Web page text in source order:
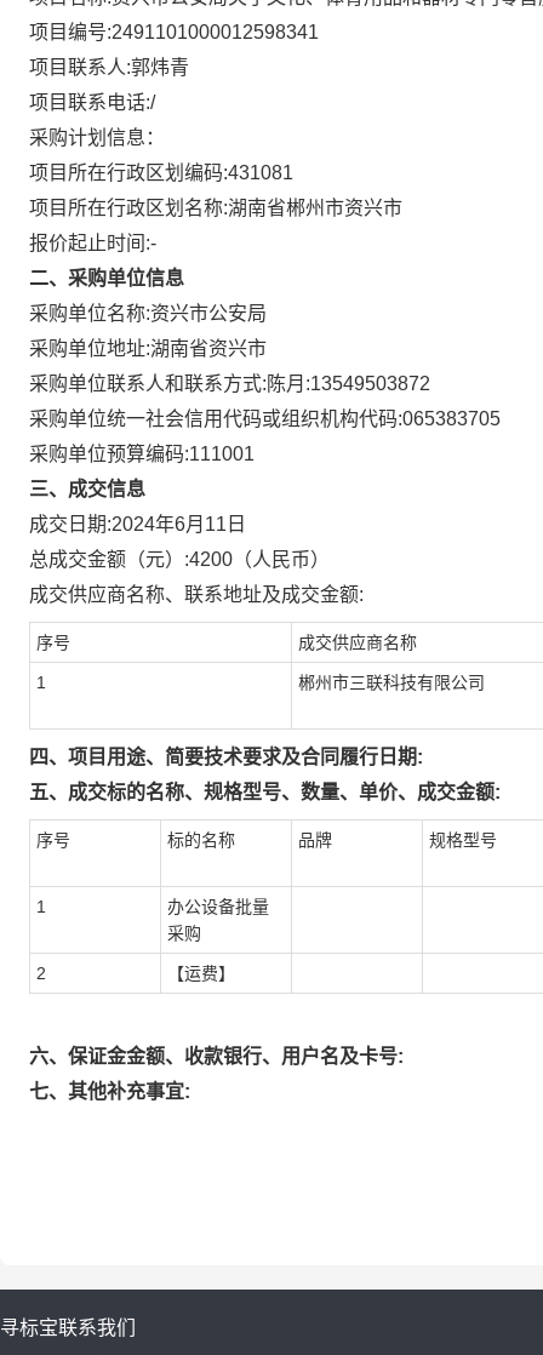
项目编号:2491101000012598341
项目联系人:郭炜青
项目联系电话:/
采购计划信息：
项目所在行政区划编码:431081
项目所在行政区划名称:湖南省郴州市资兴市
报价起止时间:-
二、采购单位信息
采购单位名称:资兴市公安局
采购单位地址:湖南省资兴市
采购单位联系人和联系方式: 陈月:13549503872
采购单位统一社会信用代码或组织机构代码:065383705
采购单位预算编码:111001
三、成交信息
成交日期:2024年6月11日
总成交金额（元）:4200 （人民币）
成交供应商名称、联系地址及成交金额:
序号 成交供应商名称
1 郴州市三联科技有限公司
四、项目用途、简要技术要求及合同履行日期:
五、成交标的名称、规格型号、数量、单价、成交金额:
序号 标的名称 品牌 规格型号
1
办公设备批量
采购
2 【运费】
六、保证金金额、收款银行、用户名及卡号:
七、其他补充事宜:
寻标宝联系我们